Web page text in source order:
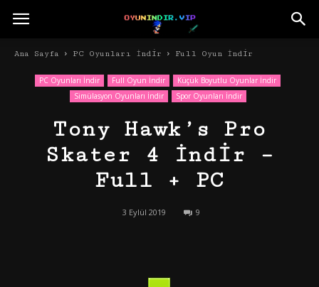
Ana Sayfa PC Oyunları İndir Full Oyun İndir
PC Oyunları İndir Full Oyun İndir
Küçük Boyutlu Oyunlar İndir
Simülasyon Oyunları İndir
Spor Oyunları İndir
Tony Hawk’s Pro
Skater 4 İndir –
Full + PC
3 Eylül 2019 9